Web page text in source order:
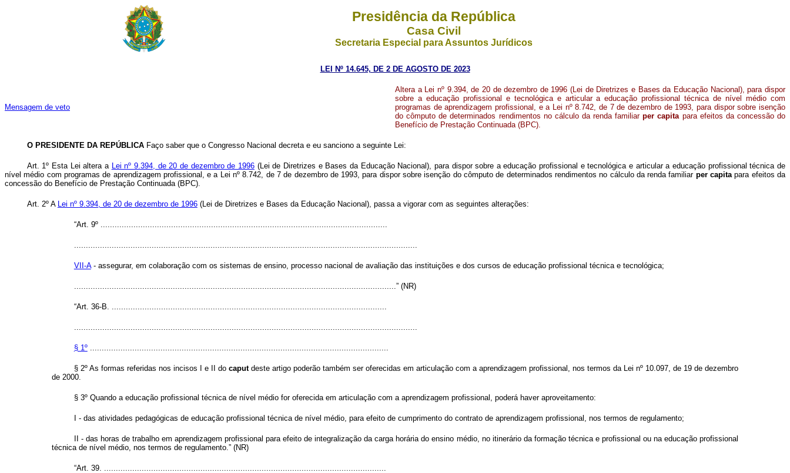
Presidência da República
Casa Civil
Secretaria Especial para Assuntos Jurídicos
LEI Nº 14.645, DE 2 DE AGOSTO DE 2023
Mensagem de veto
Altera a Lei nº 9.394, de 20 de dezembro de 1996 (Lei de Diretrizes e Bases da Educação Nacional), para dispor
sobre a educação profissional e tecnológica e articular a educação profissional técnica de nível médio com
programas de aprendizagem profissional, e a Lei nº 8.742, de 7 de dezembro de 1993, para dispor sobre isenção
do cômputo de determinados rendimentos no cálculo da renda familiarper capitapara efeitos da concessão do
Benefício de Prestação Continuada (BPC).
O PRESIDENTE DA REPÚBLICAFaço saber que o Congresso Nacional decreta e eu sanciono a seguinte Lei:
Art. 1º Esta Lei altera a Lei nº 9.394, de 20 de dezembro de 1996(Lei de Diretrizes e Bases da Educação Nacional), para dispor sobre a educação profissional e tecnológica e articular a educação profissional técnica de
nível médio com programas de aprendizagem profissional, e a Lei nº 8.742, de 7 de dezembro de 1993, para dispor sobre isenção do cômputo de determinados rendimentos no cálculo da renda familiar per capitapara efeitos da
concessão do Benefício de Prestação Continuada (BPC).
Art. 2º A Lei nº 9.394, de 20 de dezembro de 1996(Lei de Diretrizes e Bases da Educação Nacional), passa a vigorar com as seguintes alterações:
“Art. 9º ..........................................................................................................................
..................................................................................................................................................
VII-A- assegurar, em colaboração com os sistemas de ensino, processo nacional de avaliação das instituições e dos cursos de educação profissional técnica e tecnológica;
.........................................................................................................................................” (NR)
“Art. 36-B. .....................................................................................................................
..................................................................................................................................................
§ 1º...............................................................................................................................
§ 2º As formas referidas nos incisos I e II do caput deste artigo poderão também ser oferecidas em articulação com a aprendizagem profissional, nos termos da Lei nº 10.097, de 19 de dezembro
de 2000.
§ 3º Quando a educação profissional técnica de nível médio for oferecida em articulação com a aprendizagem profissional, poderá haver aproveitamento:
I - das atividades pedagógicas de educação profissional técnica de nível médio, para efeito de cumprimento do contrato de aprendizagem profissional, nos termos de regulamento;
II - das horas de trabalho em aprendizagem profissional para efeito de integralização da carga horária do ensino médio, no itinerário da formação técnica e profissional ou na educação profissional
técnica de nível médio, nos termos de regulamento.” (NR)
“Art. 39. ........................................................................................................................